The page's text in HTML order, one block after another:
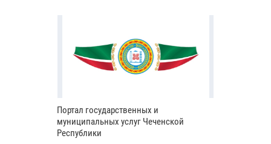
Портал государственных и
муниципальных услуг Чеченской
Республики